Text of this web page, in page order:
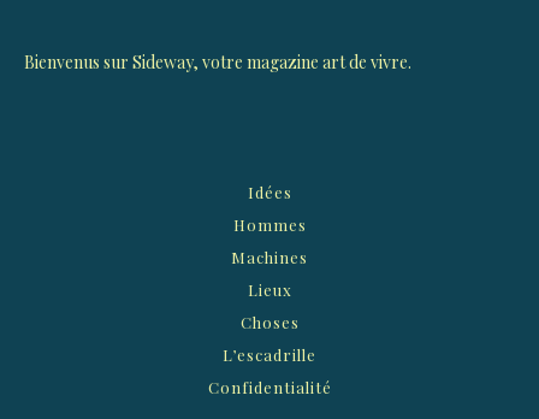
Bienvenus sur Sideway, votre magazine art de vivre.
Idées
Hommes
Machines
Lieux
Choses
L’escadrille
Confidentialité